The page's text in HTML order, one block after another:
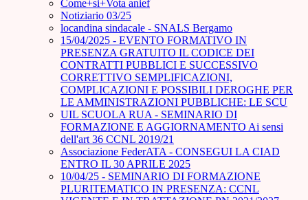
Come+si+Vota anief
Notiziario 03/25
locandina sindacale - SNALS Bergamo
15/04/2025 - EVENTO FORMATIVO IN
PRESENZA GRATUITO IL CODICE DEI
CONTRATTI PUBBLICI E SUCCESSIVO
CORRETTIVO SEMPLIFICAZIONI,
COMPLICAZIONI E POSSIBILI DEROGHE PER
LE AMMINISTRAZIONI PUBBLICHE: LE SCU
UIL SCUOLA RUA - SEMINARIO DI
FORMAZIONE E AGGIORNAMENTO Ai sensi
dell'art 36 CCNL 2019/21
Associazione FederATA - CONSEGUI LA CIAD
ENTRO IL 30 APRILE 2025
10/04/25 - SEMINARIO DI FORMAZIONE
PLURITEMATICO IN PRESENZA: CCNL